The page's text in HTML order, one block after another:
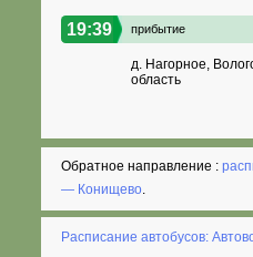
19:39 прибытие
д. Нагорное,
область
Обратное направление :
— Конищево.
Расписание автобусов: